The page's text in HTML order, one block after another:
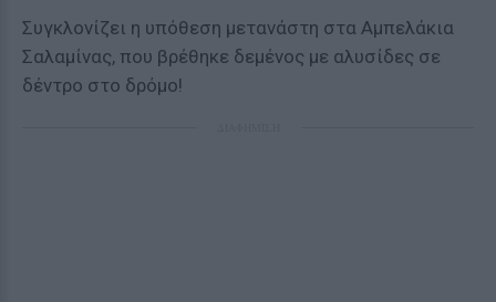
Συγκλονίζει η υπόθεση μετανάστη στα Αμπελάκια
Σαλαμίνας, που βρέθηκε δεμένος με αλυσίδες σε
δέντρο στο δρόμο!